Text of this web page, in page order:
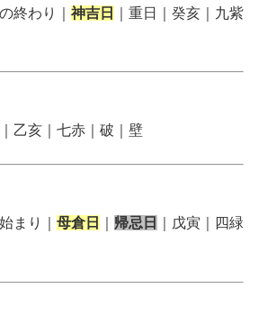
終わり｜ 神吉日
｜重日｜癸亥｜九紫
｜乙亥｜七赤｜破｜壁
まり｜ 母倉日 帰忌日
｜戊寅｜四緑